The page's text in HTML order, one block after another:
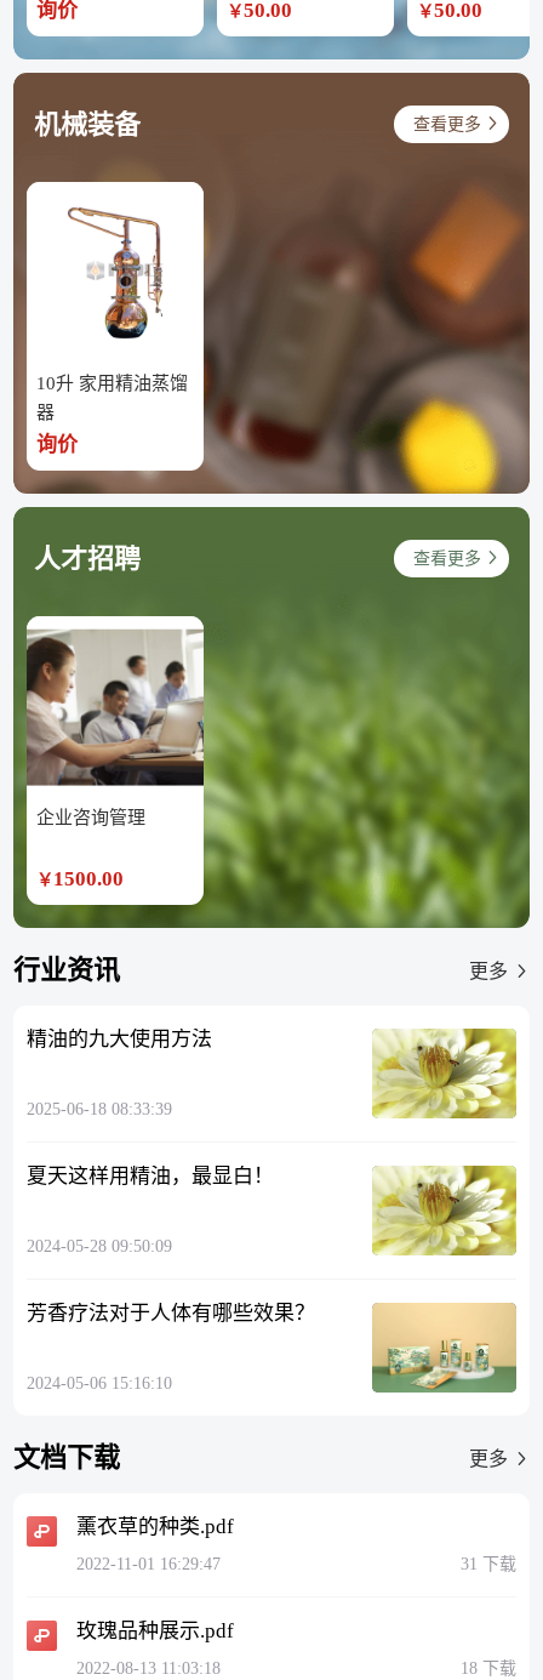
询价
ic 玫瑰天竺葵纯露
￥50.00 ￥50.00
机械装备 查看更多
10升 家用精油蒸馏
器
询价
人才招聘 查看更多
企业咨询管理
￥ 1500.00
行业资讯 更多
精油的九大使用方法
2025-06-18 08:33:39
夏天这样用精油，最显白！
2024-05-28 09:50:09
芳香疗法对于人体有哪些效果？
2024-05-06 15:16:10
文档下载 更多
薰衣草的种类.pdf
2022-11-01 16:29:47 31 下载
玫瑰品种展示.pdf
2022-08-13 11:03:18 18 下载